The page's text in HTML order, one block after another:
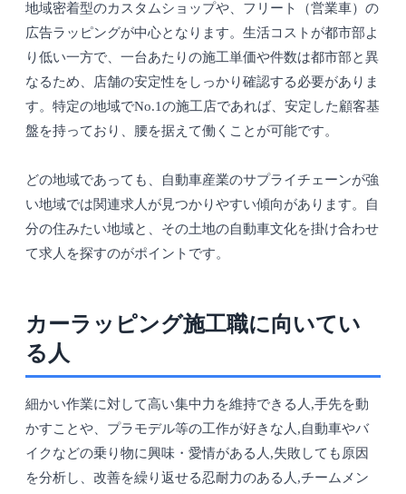
地域密着型のカスタムショップや、フリート（営業車）の
広告ラッピングが中心となります。生活コストが都市部よ
り低い一方で、一台あたりの施工単価や件数は都市部と異
なるため、店舗の安定性をしっかり確認する必要がありま
す。特定の地域でNo.1の施工店であれば、安定した顧客基
盤を持っており、腰を据えて働くことが可能です。
どの地域であっても、自動車産業のサプライチェーンが強
い地域では関連求人が見つかりやすい傾向があります。自
分の住みたい地域と、その土地の自動車文化を掛け合わせ
て求人を探すのがポイントです。
カーラッピング施工職に向いてい
る人
細かい作業に対して高い集中力を維持できる人,手先を動
かすことや、プラモデル等の工作が好きな人,自動車やバ
イクなどの乗り物に興味・愛情がある人,失敗しても原因
を分析し、改善を繰り返せる忍耐力のある人,チームメン